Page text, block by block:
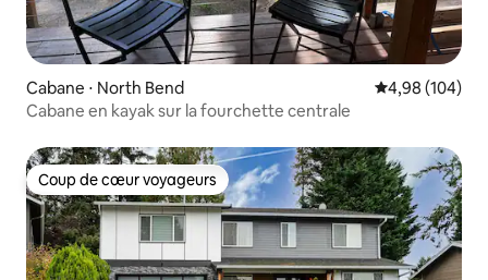
Cabane ⋅ North Bend Évaluation
4,98 (104)
Cabane en kayak sur la fourchette centrale
Coup de cœur voyageurs
Coup de cœur voyageurs